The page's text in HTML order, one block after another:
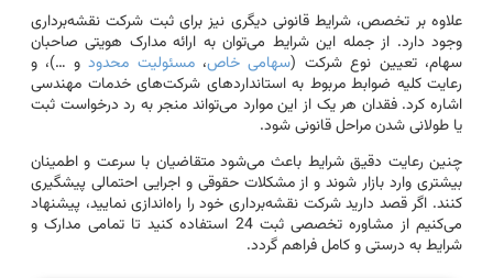
علاوه بر تخصص، شرایط قانونی دیگری نیز برای ثبت شرکت نقشه‌برداری
وجود دارد. از جمله این شرایط می‌توان به ارائه مدارک هویتی صاحبان
سهام، تعیین نوع شرکت (سهامی خاص،مسئولیت محدودو …)، و
رعایت کلیه ضوابط مربوط به استانداردهای شرکت‌های خدمات مهندسی
اشاره کرد. فقدان هر یک از این موارد می‌تواند منجر به رد درخواست ثبت
یا طولانی شدن مراحل قانونی شود.
چنین رعایت دقیق شرایط باعث می‌شود متقاضیان با سرعت و اطمینان
بیشتری وارد بازار شوند و از مشکلات حقوقی و اجرایی احتمالی پیشگیری
کنند. اگر قصد دارید شرکت نقشه‌برداری خود را راه‌اندازی نمایید، پیشنهاد
می‌کنیم از مشاوره تخصصی ثبت 24 استفاده کنید تا تمامی مدارک و
شرایط به درستی و کامل فراهم گردد.